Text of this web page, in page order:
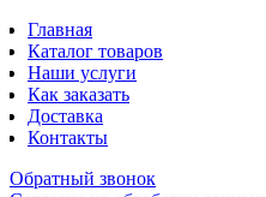
Главная
Каталог товаров
Наши услуги
Как заказать
Доставка
Контакты
Обратный звонок